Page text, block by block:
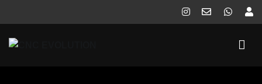
contenido